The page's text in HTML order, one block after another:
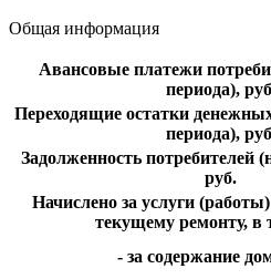
Общая информация
Авансовые платежи
периода),
Переходящие остатки
периода),
Задолженность потребителей
руб.
Начислено за услуги
текущему ремонту, в
- за содержание